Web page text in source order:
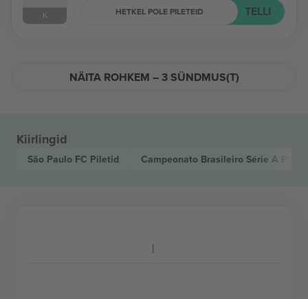
K HETKEL POLE PILETEID TELLI
NÄITA ROHKEM – 3 SÜNDMUS(T)
Kiirlingid
São Paulo FC Piletid Campeonato Brasileiro Série A